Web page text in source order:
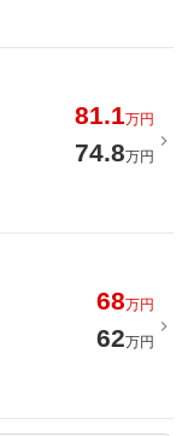
81.1万円
74.8万円
68万円
62万円